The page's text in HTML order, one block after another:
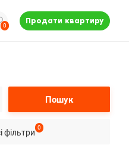
0
Продати квартиру
Пошук
фільтри
0